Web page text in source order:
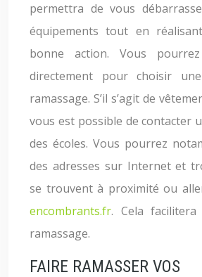
permettra de vous
équipements tout en
bonne action. Vous
directement pour choisir
ramassage. S’il s’agit de
vous est possible de contacter
des écoles. Vous pourrez
des adresses sur Internet et
se trouvent à proximité ou
encombrants.fr. Cela
ramassage.
FAIRE RAMASSER VOS